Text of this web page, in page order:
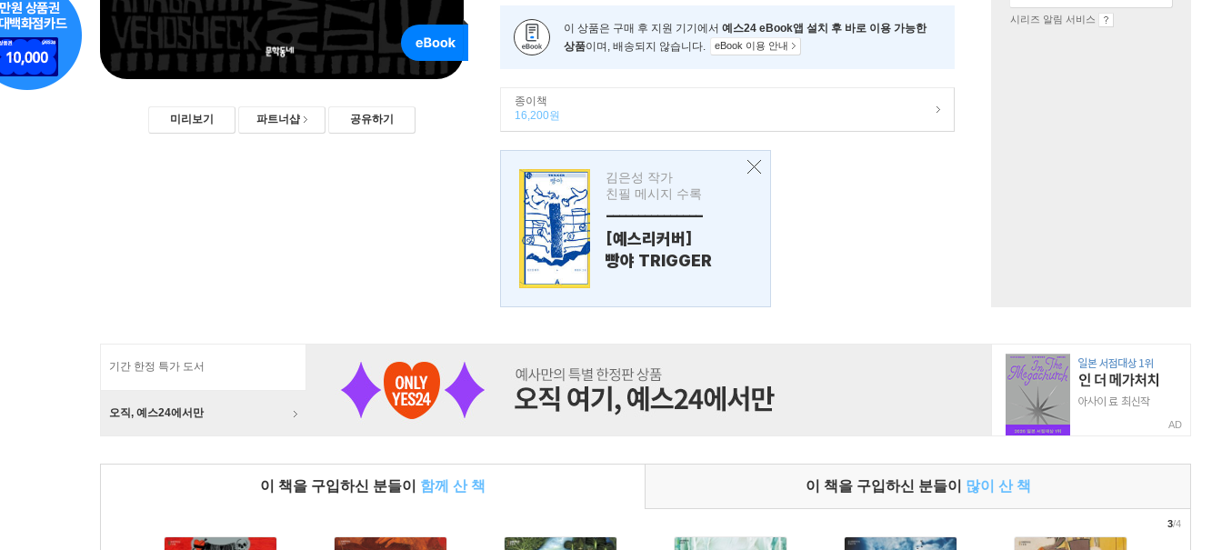
미리보기 파트너샵 공유하기
이 상품은 구매 후 지원 기기에서 예스24 eBook앱 설치 후 바로 이용 가능한
상품이며, 배송되지 않습니다. eBook 이용 안내
종이책
16,200원
김은성 작가
친필 메시지 수록
---------------
[예스리커버]
빵야 TRIGGER
시리즈 알림 서비스
기간 한정 특가 도서
오직, 예스24에서만
AD
이 책을 구입하신 분들이 함께 산 책 이 책을 구입하신 분들이 많이 산 책
3/4